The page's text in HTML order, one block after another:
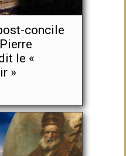
concile
le «
»